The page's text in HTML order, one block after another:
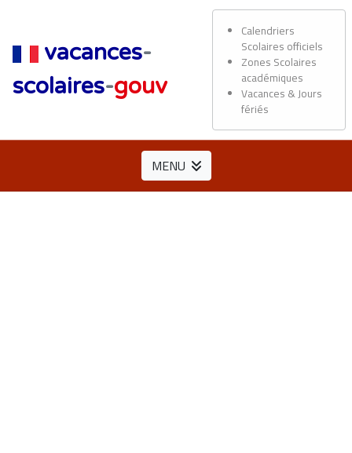
vacances-
scolaires-gouv
Calendriers
Scolaires officiels
Zones Scolaires
académiques
Vacances & Jours
fériés
MENU